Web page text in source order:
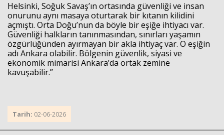
Helsinki, Soğuk Savaş’ın ortasında güvenliği ve insan
onurunu aynı masaya oturtarak bir kıtanın kilidini
açmıştı. Orta Doğu’nun da böyle bir eşiğe ihtiyacı var.
Güvenliği halkların tanınmasından, sınırları yaşamın
özgürlüğünden ayırmayan bir akla ihtiyaç var. O eşiğin
adı Ankara olabilir. Bölgenin güvenlik, siyasi ve
ekonomik mimarisi Ankara’da ortak zemine
kavuşabilir.”
Tarih: 02-06-2026